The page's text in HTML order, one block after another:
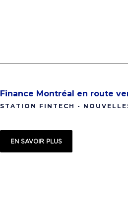
Finance Montréal en route
STATION FINTECH -
EN SAVOIR PLUS